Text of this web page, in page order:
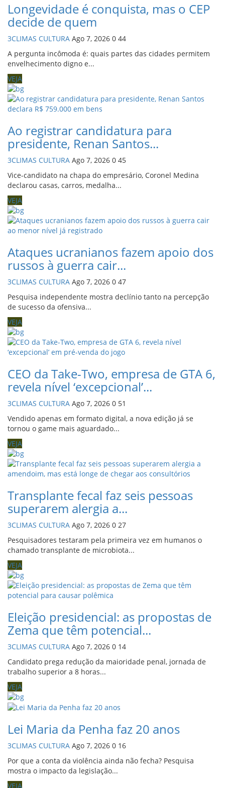
Longevidade é conquista, mas o CEP
decide de quem
3CLIMAS CULTURA Ago 7, 2026 0 44
A pergunta incômoda é: quais partes das cidades permitem
envelhecimento digno e...
VEJA
Ao registrar candidatura para
presidente, Renan Santos...
3CLIMAS CULTURA Ago 7, 2026 0 45
Vice-candidato na chapa do empresário, Coronel Medina
declarou casas, carros, medalha...
VEJA
Ataques ucranianos fazem apoio dos
russos à guerra cair...
3CLIMAS CULTURA Ago 7, 2026 0 47
Pesquisa independente mostra declínio tanto na percepção
de sucesso da ofensiva...
VEJA
CEO da Take-Two, empresa de GTA 6,
revela nível ‘excepcional’...
3CLIMAS CULTURA Ago 7, 2026 0 51
Vendido apenas em formato digital, a nova edição já se
tornou o game mais aguardado...
VEJA
Transplante fecal faz seis pessoas
superarem alergia a...
3CLIMAS CULTURA Ago 7, 2026 0 27
Pesquisadores testaram pela primeira vez em humanos o
chamado transplante de microbiota...
VEJA
Eleição presidencial: as propostas de
Zema que têm potencial...
3CLIMAS CULTURA Ago 7, 2026 0 14
Candidato prega redução da maioridade penal, jornada de
trabalho superior a 8 horas...
VEJA
Lei Maria da Penha faz 20 anos
3CLIMAS CULTURA Ago 7, 2026 0 16
Por que a conta da violência ainda não fecha? Pesquisa
mostra o impacto da legislação...
VEJA